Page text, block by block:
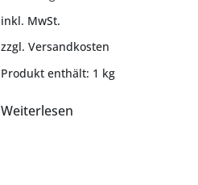
inkl. MwSt.
zzgl. Versandkosten
Produkt enthält: 1 kg
Weiterlesen